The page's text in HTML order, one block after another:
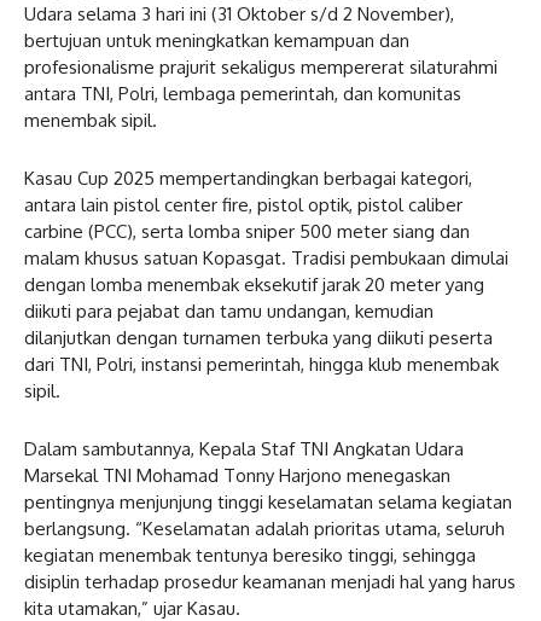
Udara selama 3 hari ini (31 Oktober s/d 2 November),
bertujuan untuk meningkatkan kemampuan dan
profesionalisme prajurit sekaligus mempererat silaturahmi
antara TNI, Polri, lembaga pemerintah, dan komunitas
menembak sipil.
Kasau Cup 2025 mempertandingkan berbagai kategori,
antara lain pistol center fire, pistol optik, pistol caliber
carbine (PCC), serta lomba sniper 500 meter siang dan
malam khusus satuan Kopasgat. Tradisi pembukaan dimulai
dengan lomba menembak eksekutif jarak 20 meter yang
diikuti para pejabat dan tamu undangan, kemudian
dilanjutkan dengan turnamen terbuka yang diikuti peserta
dari TNI, Polri, instansi pemerintah, hingga klub menembak
sipil.
Dalam sambutannya, Kepala Staf TNI Angkatan Udara
Marsekal TNI Mohamad Tonny Harjono menegaskan
pentingnya menjunjung tinggi keselamatan selama kegiatan
berlangsung. “Keselamatan adalah prioritas utama, seluruh
kegiatan menembak tentunya beresiko tinggi, sehingga
disiplin terhadap prosedur keamanan menjadi hal yang harus
kita utamakan,” ujar Kasau.